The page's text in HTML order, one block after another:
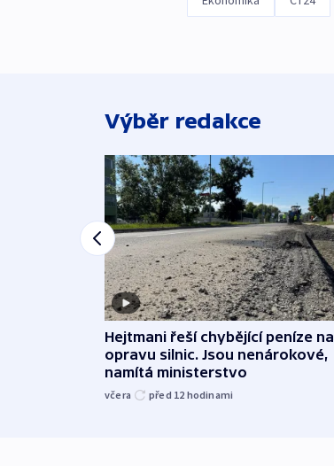
Výběr redakce
Hejtmani řeší chybějící peníze na
opravu silnic. Jsou nenárokové,
namítá ministerstvo
včera před 12 hodinami